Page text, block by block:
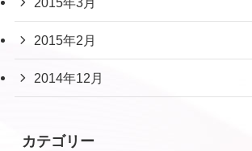
2015年2月
2014年12月
カテゴリー